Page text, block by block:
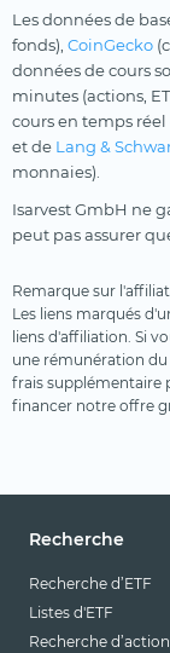
Les données de
fonds), CoinGecko
données de cours
minutes (actions,
cours en temps
et de Lang &
monnaies).
Isarvest GmbH ne
peut pas assurer
Remarque sur
Les liens marqués
liens d'affiliation. Si
une rémunération du
frais supplémentaire
financer notre offre
Recherche
Recherche d’ETF
Listes d'ETF
Recherche